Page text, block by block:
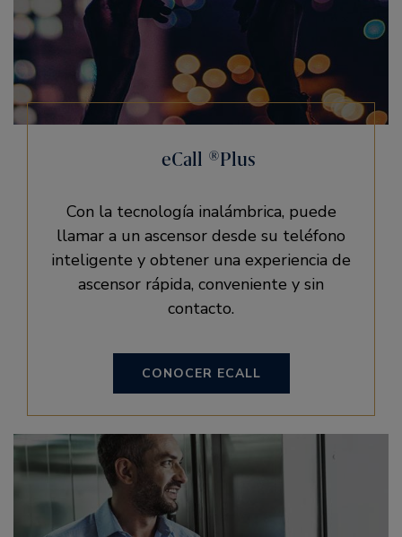
eCall ®Plus
Con la tecnología inalámbrica, puede
llamar a un ascensor desde su teléfono
inteligente y obtener una experiencia de
ascensor rápida, conveniente y sin
contacto.
CONOCER ECALL